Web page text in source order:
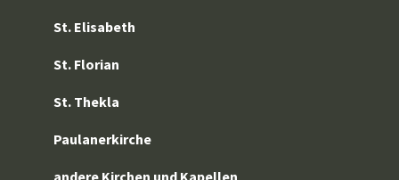
St. Elisabeth
St. Florian
St. Thekla
Paulanerkirche